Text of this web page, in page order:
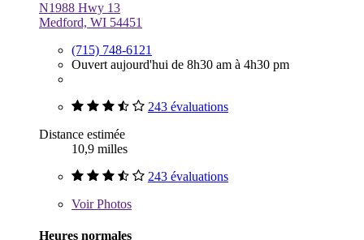
N1988 Hwy 13
Medford, WI 54451
(715) 748-6121
Ouvert aujourd'hui de 8h30 am à 4h30 pm
243 évaluations
Distance estimée
10,9 milles
243 évaluations
VoirPhotos
Heures normales